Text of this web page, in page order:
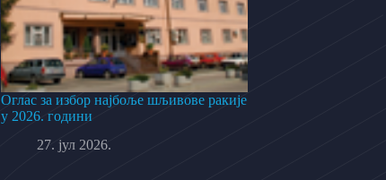
Оглас за избор најбоље шљивове ракије
у 2026. години
27. јул 2026.